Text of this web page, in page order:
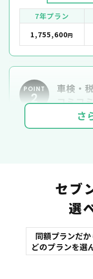
7年プラン
1,755,600円
POINT
2
車検・
コミコ
オイル交換
セブ
選
同額プランだ
どのプランを選